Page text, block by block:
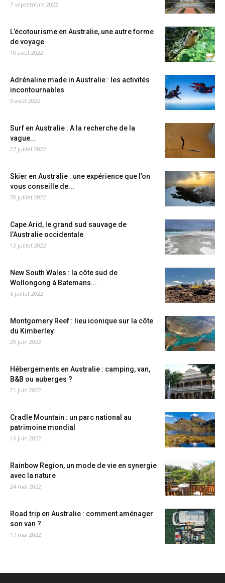
7 septembre 2022
L’écotourisme en Australie, une autre forme
de voyage
10 août 2022
Adrénaline made in Australie : les activités
incontournables
3 août 2022
Surf en Australie : A la recherche de la
vague...
27 juillet 2022
Skier en Australie : une expérience que l’on
vous conseille de...
20 juillet 2022
Cape Arid, le grand sud sauvage de
l’Australie occidentale
13 juillet 2022
New South Wales : la côte sud de
Wollongong à Batemans...
6 juillet 2022
Montgomery Reef : lieu iconique sur la côte
du Kimberley
29 juin 2022
Hébergements en Australie : camping, van,
B&B ou auberges ?
21 juin 2022
Cradle Mountain : un parc national au
patrimoine mondial
16 juin 2022
Rainbow Region, un mode de vie en synergie
avec la nature
24 mai 2022
Road trip en Australie : comment aménager
son van ?
17 mai 2022